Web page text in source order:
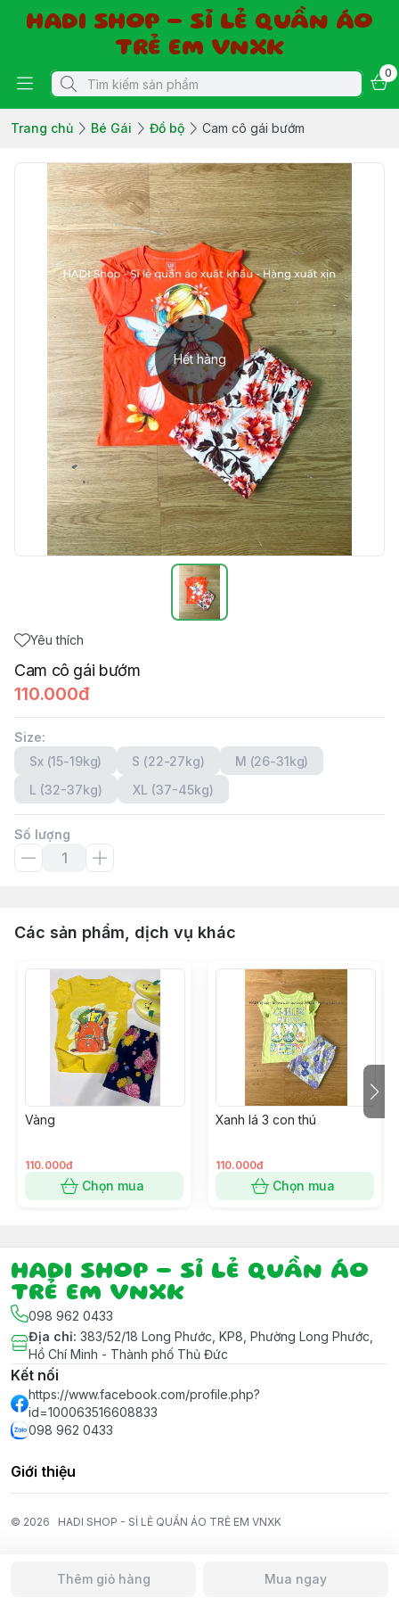
HADI SHOP - SỈ LẺ QUẦN ÁO
TRẺ EM VNXK
0
Trang chủ Bé Gái Đồ bộ Cam cô gái bướm
Hết hàng
Yêu thích
Cam cô gái bướm
110.000đ
Size:
Sx (15-19kg)
S (22-27kg)
M (26-31kg)
L (32-37kg)
XL (37-45kg)
Số lượng
Thêm giỏ hàng Mua ngay
Các sản phẩm, dịch vụ khác
Vàng
110.000đ
Chọn mua
Xanh lá 3 con thú
110.000đ
Chọn mua
HADI SHOP - SỈ LẺ QUẦN ÁO
TRẺ EM VNXK
098 962 0433
Địa chỉ: 383/52/18 Long Phước, KP8, Phường Long Phước,
Hồ Chí Minh - Thành phố Thủ Đức
Kết nối
https://www.facebook.com/profile.php?
id=100063516608833
098 962 0433
Giới thiệu
© 2026 HADI SHOP - SỈ LẺ QUẦN ÁO TRẺ EM VNXK